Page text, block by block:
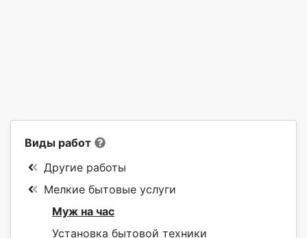
Виды работ
Другие работы
Мелкие бытовые услуги
Муж на час
Установка бытовой техники